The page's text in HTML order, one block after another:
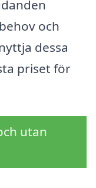
och
dessa
priset för
utan